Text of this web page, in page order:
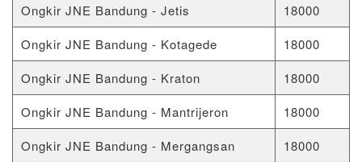
Ongkir JNE Bandung - Jetis
18000
Ongkir JNE Bandung - Kotagede
18000
Ongkir JNE Bandung - Kraton
18000
Ongkir JNE Bandung - Mantrijeron
18000
Ongkir JNE Bandung - Mergangsan
18000